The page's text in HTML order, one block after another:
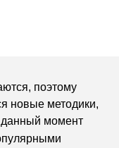
поэтому
новые методики,
момент